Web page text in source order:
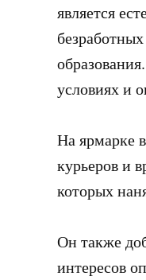
является
условиях и
На ярмарке
курьеров и
которых
Он также
интересов